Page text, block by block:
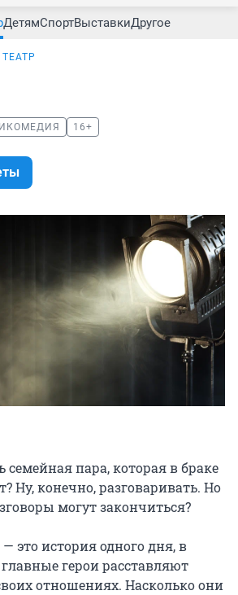
ДетямСпортВыставкиДругое
ТЕАТР
16+
семейная пара, которая в браке
Ну, конечно, разговаривать. Но
могут закончиться?
это история одного дня, в
герои расставляют
отношениях. Насколько они